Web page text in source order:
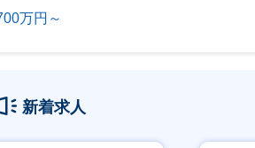
万円～
新着求人